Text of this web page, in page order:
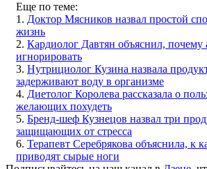
Еще по теме:
1. Доктор Мясников назвал простой
жизнь
2. Кардиолог Давтян объяснил, почему
игнорировать
3. Нутрициолог Кузина назвала
задерживают воду в организме
4. Диетолог Королева рассказала о
желающих похудеть
5. Бренд-шеф Кузнецов назвал три
защищающих от стресса
6. Терапевт Серебрякова объяснила, к
приводят сырые ноги